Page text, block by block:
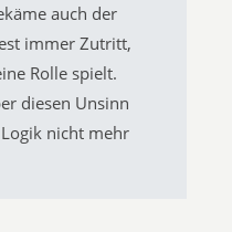
auch der
immer Zutritt,
Rolle spielt.
diesen Unsinn
nicht mehr